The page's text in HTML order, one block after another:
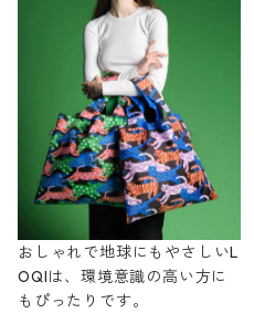
おしゃれで地球にもやさしいL
OQIは、環境意識の高い方に
もぴったりです。